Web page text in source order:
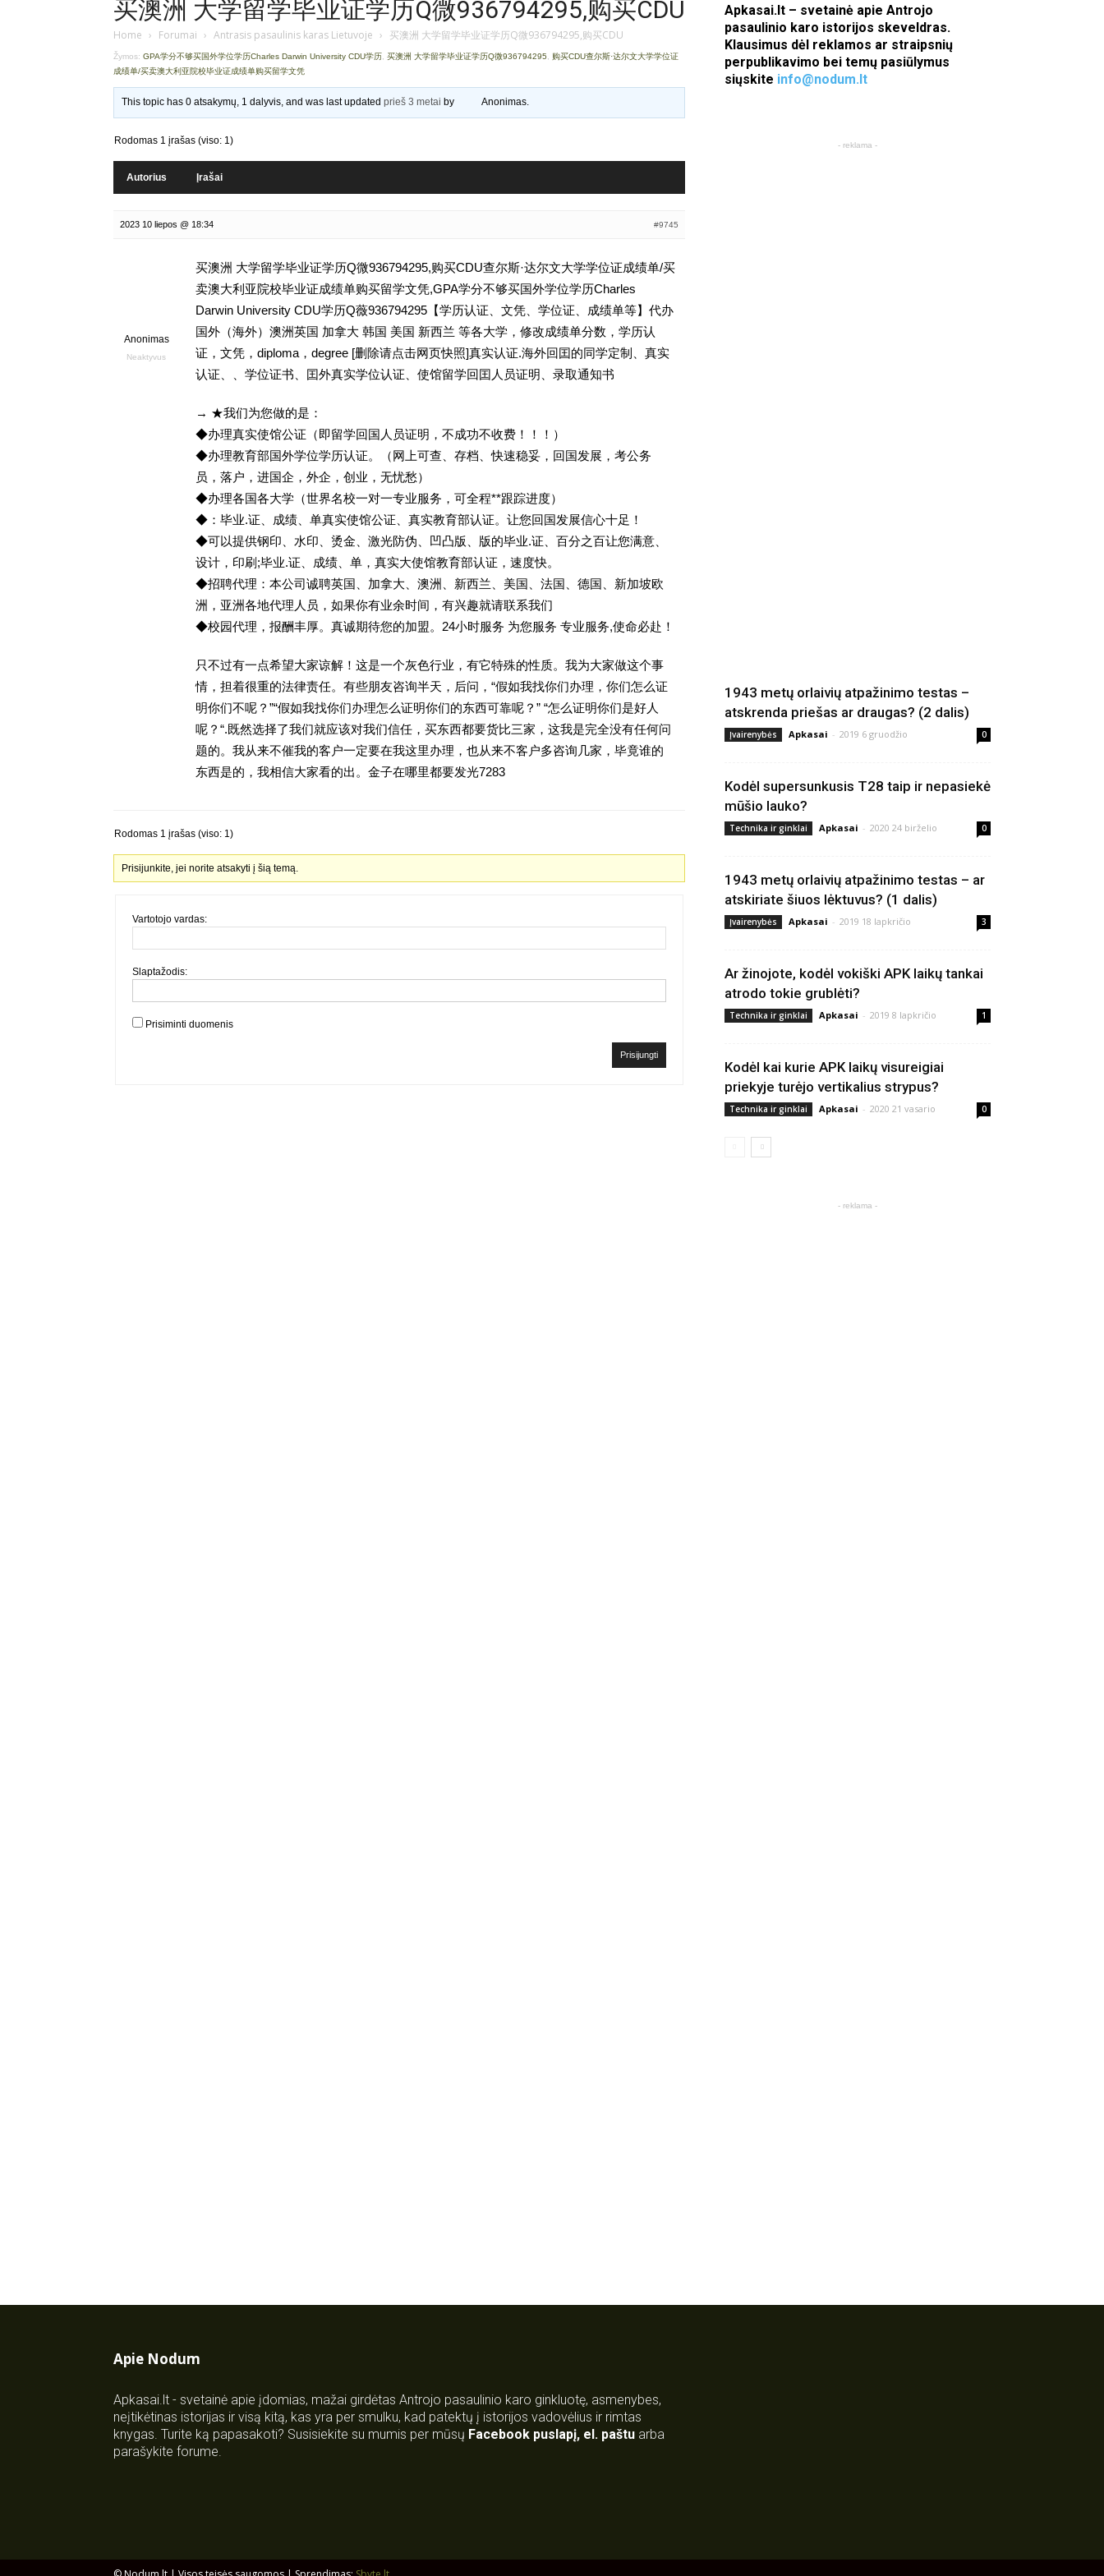
Apkasai.lt
买澳洲 大学留学毕业证学历Q微936794295,购买CDU
Home › Forumai › Antrasis pasaulinis karas Lietuvoje › 买澳洲 大学留学毕业证学历Q微936794295,购买CDU
Žymos: GPA学分不够买国外学位学历Charles Darwin University CDU学历 买澳洲 大学留学毕业证学历Q微936794295
购买CDU查尔斯·达尔文大学学位证
成绩单/买卖澳大利亚院校毕业证成绩单购买留学文凭
This topic has 0 atsakymų, 1 dalyvis, and was last updatedprieš 3 metai by Anonimas.
Rodomas 1 įrašas (viso: 1)
Autorius Įrašai
2023 10 liepos @ 18:34 #9745
Anonimas
Neaktyvus
买澳洲 大学留学毕业证学历Q微936794295,购买CDU查尔斯·达尔文大学学位证成绩单/买
卖澳大利亚院校毕业证成绩单购买留学文凭,GPA学分不够买国外学位学历Charles
Darwin University CDU学历Q薇936794295【学历认证、文凭、学位证、成绩单等】代办
国外（海外）澳洲英国 加拿大 韩国 美国 新西兰 等各大学，修改成绩单分数，学历认
证，文凭，diploma，degree [删除请点击网页快照]真实认证.海外回囯的同学定制、真实
认证、、学位证书、囯外真实学位认证、使馆留学回囯人员证明、录取通知书
→ ★我们为您做的是：
◆办理真实使馆公证（即留学回国人员证明，不成功不收费！！！）
◆办理教育部国外学位学历认证。（网上可查、存档、快速稳妥，回国发展，考公务
员，落户，进国企，外企，创业，无忧愁）
◆办理各国各大学（世界名校一对一专业服务，可全程**跟踪进度）
◆：毕业.证、成绩、单真实使馆公证、真实教育部认证。让您回国发展信心十足！
◆可以提供钢印、水印、烫金、激光防伪、凹凸版、版的毕业.证、百分之百让您满意、
设计，印刷;毕业.证、成绩、单，真实大使馆教育部认证，速度快。
◆招聘代理：本公司诚聘英国、加拿大、澳洲、新西兰、美国、法国、德国、新加坡欧
洲，亚洲各地代理人员，如果你有业余时间，有兴趣就请联系我们
◆校园代理，报酬丰厚。真诚期待您的加盟。24小时服务 为您服务 专业服务,使命必赴！
只不过有一点希望大家谅解！这是一个灰色行业，有它特殊的性质。我为大家做这个事
情，担着很重的法律责任。有些朋友咨询半天，后问，“假如我找你们办理，你们怎么证
明你们不呢？”“假如我找你们办理怎么证明你们的东西可靠呢？” “怎么证明你们是好人
呢？“.既然选择了我们就应该对我们信任，买东西都要货比三家，这我是完全没有任何问
题的。我从来不催我的客户一定要在我这里办理，也从来不客户多咨询几家，毕竟谁的
东西是的，我相信大家看的出。金子在哪里都要发光7283
Rodomas 1 įrašas (viso: 1)
Prisijunkite, jei norite atsakyti į šią temą.
Vartotojo vardas:
Slaptažodis:
Prisiminti duomenis
Prisijungti
Apkasai.lt – svetainė apie Antrojo
pasaulinio karo istorijos skeveldras.
Klausimus dėl reklamos ar straipsnių
perpublikavimo bei temų pasiūlymus
siųskite info@nodum.lt
- reklama -
1943 metų orlaivių atpažinimo testas –
atskrenda priešas ar draugas? (2 dalis)
Įvairenybės Apkasai - 2019 6 gruodžio 0
Kodėl supersunkusis T28 taip ir nepasiekė
mūšio lauko?
Technika ir ginklai Apkasai - 2020 24 birželio 0
1943 metų orlaivių atpažinimo testas – ar
atskiriate šiuos lėktuvus? (1 dalis)
Įvairenybės Apkasai - 2019 18 lapkričio 3
Ar žinojote, kodėl vokiški APK laikų tankai
atrodo tokie grublėti?
Technika ir ginklai Apkasai - 2019 8 lapkričio 1
Kodėl kai kurie APK laikų visureigiai
priekyje turėjo vertikalius strypus?
Technika ir ginklai Apkasai - 2020 21 vasario 0
- reklama -
Apie Nodum
Apkasai.lt - svetainė apie įdomias, mažai girdėtas Antrojo pasaulinio karo ginkluotę, asmenybes,
neįtikėtinas istorijas ir visą kitą, kas yra per smulku, kad patektų į istorijos vadovėlius ir rimtas
knygas. Turite ką papasakoti? Susisiekite su mumis per mūsų Facebook puslapį, el. paštu arba
parašykite forume.